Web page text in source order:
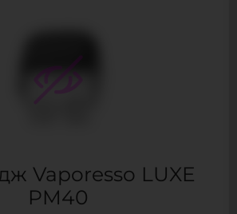
Vaporesso LUXE
PM40